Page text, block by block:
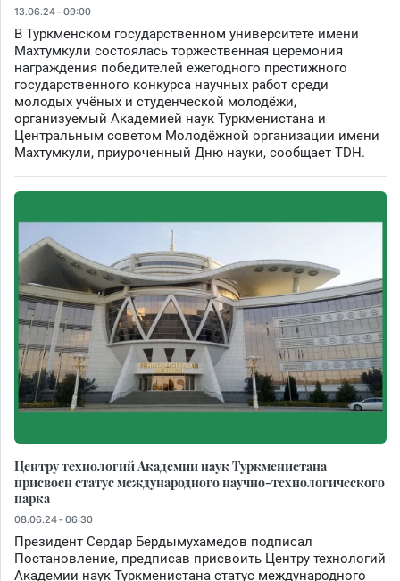
13.06.24 - 09:00
В Туркменском государственном университете имени
Махтумкули состоялась торжественная церемония
награждения победителей ежегодного престижного
государственного конкурса научных работ среди
молодых учёных и студенческой молодёжи,
организуемый Академией наук Туркменистана и
Центральным советом Молодёжной организации имени
Махтумкули, приуроченный Дню науки, сообщает TDH.
Центру технологий Академии наук Туркменистана
присвоен статус международного научно-технологического
парка
08.06.24 - 06:30
Президент Сердар Бердымухамедов подписал
Постановление, предписав присвоить Центру технологий
Академии наук Туркменистана статус международного